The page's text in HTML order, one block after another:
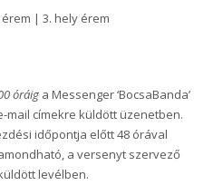
| 3. hely érem
óráig a Messenger ‘BocsaBanda’
címekre küldött üzenetben.
időpontja előtt 48 órával
a versenyt szervező
levélben.